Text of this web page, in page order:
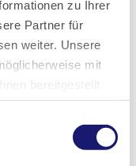
zu Ihrer
Partner für
weiter. Unsere
mit
der Dienste
Gedenktafeln
mit